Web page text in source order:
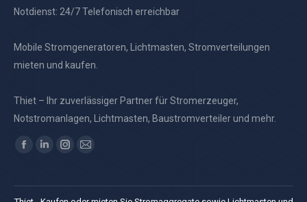
Notdienst: 24/7 Telefonisch erreichbar
Mobile Stromgeneratoren, Lichtmasten, Stromverteilungen
mieten und kaufen.
Thiet – Ihr zuverlässiger Partner für Stromerzeuger,
Notstromanlagen, Lichtmasten, Baustromverteiler und mehr.
Finden Sie uns auf:
Facebook
opens
Linkedin
opens
Instagram
opens
E-
page